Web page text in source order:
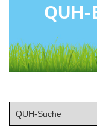
QUH-